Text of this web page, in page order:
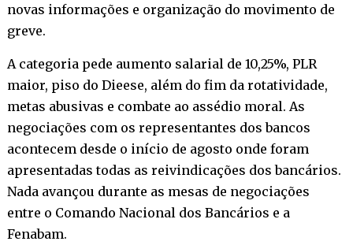
novas informações e organização do movimento de
greve.
A categoria pede aumento salarial de 10,25%, PLR
maior, piso do Dieese, além do fim da rotatividade,
metas abusivas e combate ao assédio moral. As
negociações com os representantes dos bancos
acontecem desde o início de agosto onde foram
apresentadas todas as reivindicações dos bancários.
Nada avançou durante as mesas de negociações
entre o Comando Nacional dos Bancários e a
Fenabam.